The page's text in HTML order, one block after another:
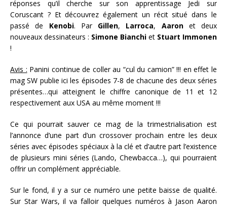
réponses qu’il cherche sur son apprentissage Jedi sur
Coruscant ? Et découvrez également un récit situé dans le
passé de Kenobi. Par Gillen, Larroca, Aaronet deux
nouveaux dessinateurs : Simone Bianchi et Stuart Immonen
!
Avis : Panini continue de coller au “cul du camion” !!! en effet le
mag SW publie ici les épisodes 7-8 de chacune des deux séries
présentes…qui atteignent le chiffre canonique de 11 et 12
respectivement aux USA au même moment !!!
Ce qui pourrait sauver ce mag de la trimestrialisation est
l’annonce d’une part d’un crossover prochain entre les deux
séries avec épisodes spéciaux à la clé et d’autre part l’existence
de plusieurs mini séries (Lando, Chewbacca…), qui pourraient
offrir un complément appréciable.
Sur le fond, il y a sur ce numéro une petite baisse de qualité.
Sur Star Wars, il va falloir quelques numéros à Jason Aaron